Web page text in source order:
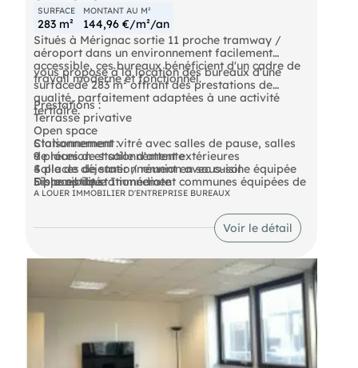
SURFACE
283 m²
MONTANT AU M²
144,96 €/m²/an
Situés à Mérignac sortie 11 proche tramway /
aéroport dans un environnement facilement
accessible, ces bureaux bénéficient d'un cadre de
travail moderne et fonctionnel.
vous propose à la location des bureaux d'une
surfacede 283 m² offrant des prestations de
qualité, parfaitement adaptées à une activité
tertiaire.
Prestations :
Terrasse privative
Open space
Cloisonnement vitré avec salles de pause, salles
de réunion et salle d'attente
Salle de déjeuner / réunion avec cuisine équipée
Fibre optique
Climatisation réversible
Sanitaires communs
Stationnement :
9 places de stationnement extérieures
4 places de stationnement en sous-sol
5 places de stationnement communes équipées de
bornes IRVE
Disponibilité : Immédiate
A LOUER IMMOBILIER D'ENTREPRISE BUREAUX
Voir le détail